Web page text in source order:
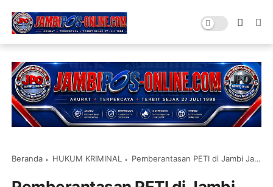
Beranda HUKUM KRIMINAL Pemberantasan PETI di Jambi Jadi Prioritas Kapolda Baru